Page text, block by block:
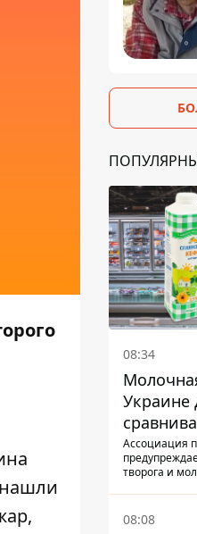
08:34
Украине
в
Ассоциация
творога и
08:08